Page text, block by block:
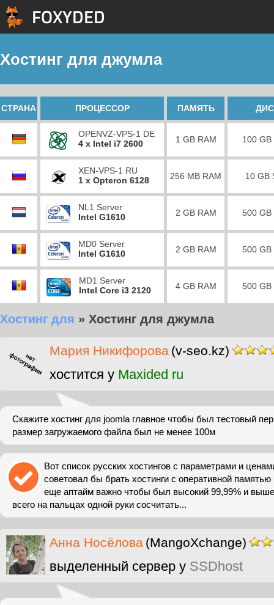
Хостинг для джумла
СТРАНА ПРОЦЕССОР ПАМЯТЬ
OPENVZ-VPS-1 DE
4 x Intel i7 2600
1 GB RAM 100 GB
XEN-VPS-1 RU
1 x Opteron 6128
256 MB RAM 10 GB
NL1 Server
Intel G1610
2 GB RAM 500 GB
MD0 Server
Intel G1610
2 GB RAM 500 GB
MD1 Server
Intel Core i3 2120
4 GB RAM 500 GB
Хостинг для » Хостинг для джумла
Мария Никифорова (v-seo.kz)
хостится у Maxided ru
Скажите хостинг для joomla главное чтобы был тестовый
размер загружаемого файла был не менее 100м
Вот список русских хостингов с параметрами и
советовал бы брать хостинги с оперативной
еще аптайм важно чтобы был высокий 99,99% и выше,
всего на пальцах одной руки сосчитать...
Анна Носёлова (MangoXchange)
выделенный сервер у SSDhost